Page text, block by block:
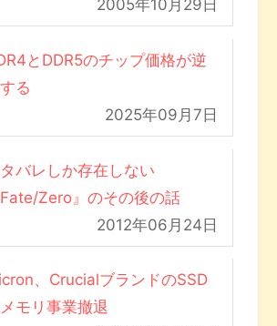
2005年10月29日
とDDR5のチップ価格が逆
る
2025年09月7日
バレしか存在しない
Fate/Zero』のその後の話
2012年06月24日
、CrucialブランドのSSD
モリ事業撤退